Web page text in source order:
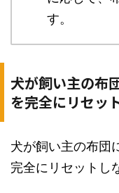
す。
犬が飼い主の布
を完全にリセッ
犬が飼い主の布団
完全にリセットし